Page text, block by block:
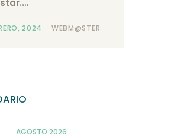
2024 WEBM@STER
AGOSTO 2026